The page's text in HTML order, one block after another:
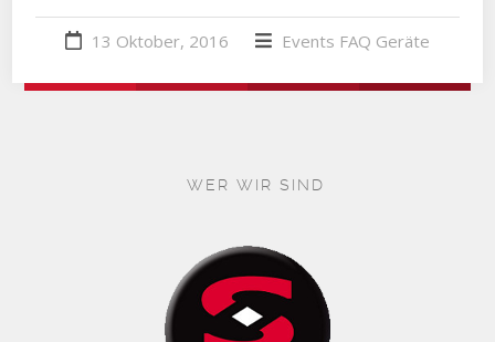
13 Oktober, 2016 Events FAQ Geräte
WER WIR SIND